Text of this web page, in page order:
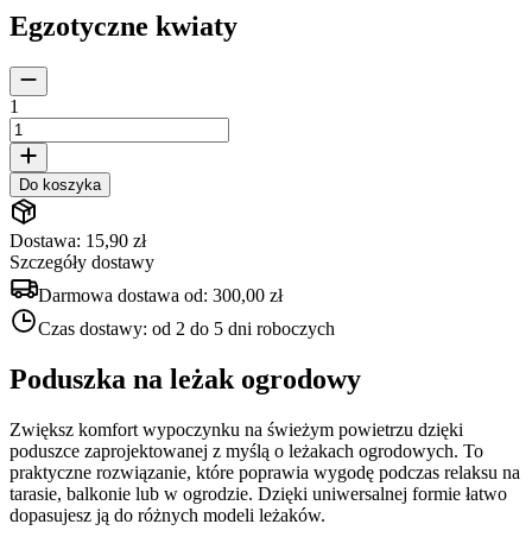
Egzotyczne kwiaty
1
Do koszyka
Dostawa: 15,90 zł
Szczegóły dostawy
Darmowa dostawa od: 300,00 zł
Czas dostawy: od 2 do 5 dni roboczych
Poduszka na leżak ogrodowy
Zwiększ komfort wypoczynku na świeżym powietrzu dzięki
poduszce zaprojektowanej z myślą o leżakach ogrodowych. To
praktyczne rozwiązanie, które poprawia wygodę podczas relaksu na
tarasie, balkonie lub w ogrodzie. Dzięki uniwersalnej formie łatwo
dopasujesz ją do różnych modeli leżaków.